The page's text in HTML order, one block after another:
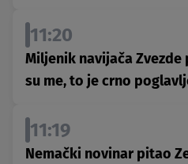
11:20
Miljenik navijača
su me, to je crno
11:19
Nemački novinar pitao